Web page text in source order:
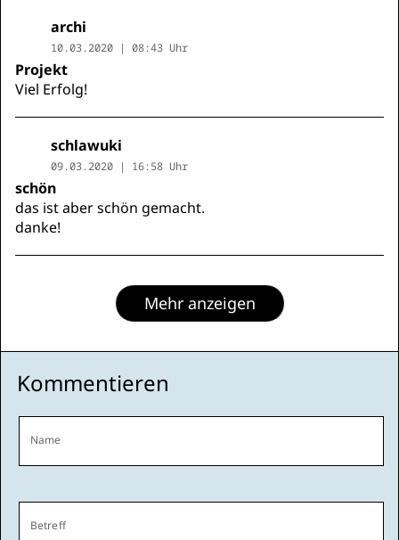
archi
10.03.2020 | 08:43 Uhr
Projekt
Viel Erfolg!
schlawuki
09.03.2020 | 16:58 Uhr
schön
das ist aber schön gemacht.
danke!
Mehr anzeigen
Kommentieren
Name
Betreff